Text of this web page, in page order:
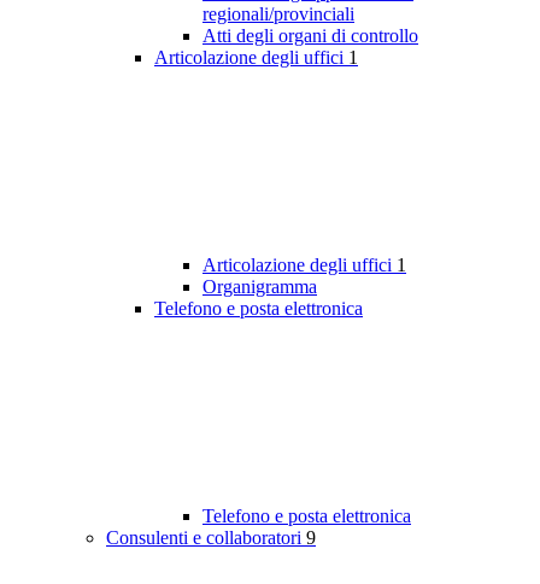
regionali/provinciali
Atti degli organi di controllo
Articolazione degli uffici 1
Articolazione degli uffici 1
Organigramma
Telefono e posta elettronica
Telefono e posta elettronica
Consulenti e collaboratori 9